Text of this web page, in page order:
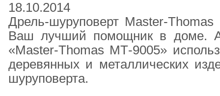
18.10.2014
Дрель-шуруповерт Master-
Ваш лучший помощник в доме.
«Master-Thomas МТ-9005»
деревянных и металлических
шуруповерта.